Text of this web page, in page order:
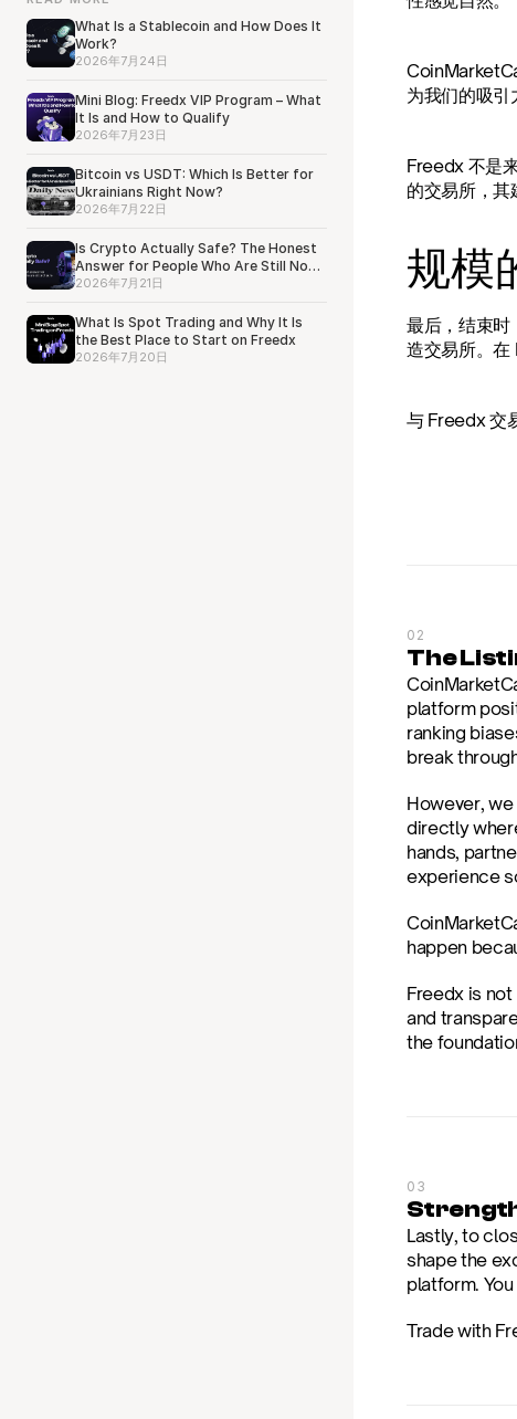
What Is a Stablecoin and How Does It
Work?
2026年7月24日
Mini Blog: Freedx VIP Program – What
It Is and How to Qualify
2026年7月23日
Bitcoin vs USDT: Which Is Better for
Ukrainians Right Now?
2026年7月22日
Is Crypto Actually Safe? The Honest
Answer for People Who Are Still Not
Sure
2026年7月21日
What Is Spot Trading and Why It Is
the Best Place to Start on Freedx
2026年7月20日
为我们的吸引
Freedx 不是
的交易所，其
规模
最后，结束时
造交易所。在
与 Freedx 交
02
The
platform
ranking
break
However,
directly
hands,
experience
happen
Freedx is
and
the
03
Lastly, to
shape the
platform.
Trade with